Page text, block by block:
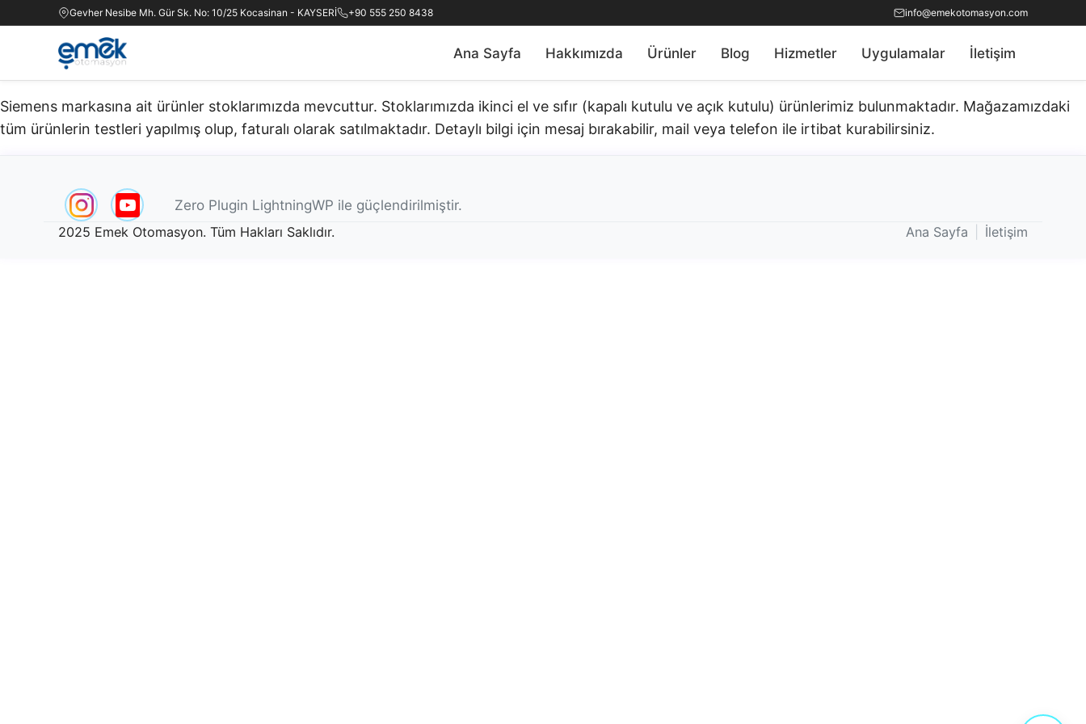
Gevher Nesibe Mh. Gür Sk. No: 10/25 Kocasinan - KAYSERİ +90 555 250 8438 info@emekotomasyon.com
Ana Sayfa Hakkımızda Ürünler Blog Hizmetler Uygulamalar İletişim
Siemens markasına ait ürünler stoklarımızda mevcuttur. Stoklarımızda ikinci el ve sıfır (kapalı kutulu ve açık kutulu) ürünlerimiz bulunmaktadır.​ Mağazamızdaki
tüm ürünlerin testleri yapılmış olup, faturalı olarak satılmaktadır. Detaylı bilgi için mesaj bırakabilir, mail veya telefon ile irtibat kurabilirsiniz.
Zero Plugin LightningWP ile güçlendirilmiştir.
2025 Emek Otomasyon. Tüm Hakları Saklıdır. Ana Sayfa İletişim